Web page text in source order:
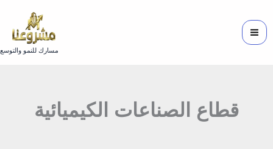
إلى
المحتوى
مسارك للنمو والتوسع
قطاع الصناعات الكيميائية